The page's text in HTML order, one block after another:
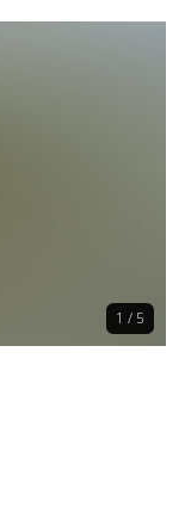
1 / 5